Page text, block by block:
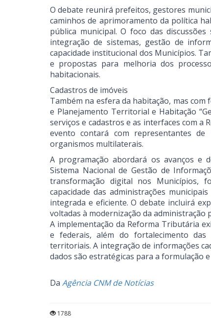
O debate reunirá prefeitos, gestores
caminhos de aprimoramento da política
pública municipal. O foco das
integração de sistemas, gestão de
capacidade institucional dos Municípios.
e propostas para melhoria dos
habitacionais.
Cadastros de imóveis
Também na esfera da habitação, mas com
e Planejamento Territorial e Habitação
serviços e cadastros e as interfaces com a
evento contará com representantes
organismos multilaterais.
A programação abordará os avanços e
Sistema Nacional de Gestão de
transformação digital nos Municípios,
capacidade das administrações
integrada e eficiente. O debate incluirá
voltadas à modernização da administração
A implementação da Reforma Tributária
e federais, além do fortalecimento das
territoriais. A integração de informações
dados são estratégicas para a formulação
Da Agência CNM de Notícias
1788